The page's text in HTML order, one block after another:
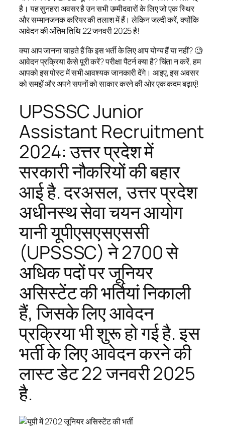
है। यह सुनहरा अवसर है उन सभी उम्मीदवारों के लिए जो एक स्थिर
और सम्मानजनक करियर की तलाश में हैं। लेकिन जल्दी करें, क्योंकि
आवेदन की अंतिम तिथि 22 जनवरी 2025 है!
क्या आप जानना चाहते हैं कि इस भर्ती के लिए आप योग्य हैं या नहीं? 🧐
आवेदन प्रक्रिया कैसे पूरी करें? परीक्षा पैटर्न क्या है? चिंता न करें, हम
आपको इस पोस्ट में सभी आवश्यक जानकारी देंगे। आइए, इस अवसर
को समझें और अपने सपनों को साकार करने की ओर एक कदम बढ़ाएं!
UPSSSC Junior
Assistant Recruitment
2024: उत्तर प्रदेश में
सरकारी नौकरियों की बहार
आई है. दरअसल, उत्तर प्रदेश
अधीनस्थ सेवा चयन आयोग
यानी यूपीएसएसएससी
(UPSSSC) ने 2700 से
अधिक पदों पर जूनियर
असिस्टेंट की भर्तियां निकाली
हैं, जिसके लिए आवेदन
प्रक्रिया भी शुरू हो गई है. इस
भर्ती के लिए आवेदन करने की
लास्ट डेट 22 जनवरी 2025
है.